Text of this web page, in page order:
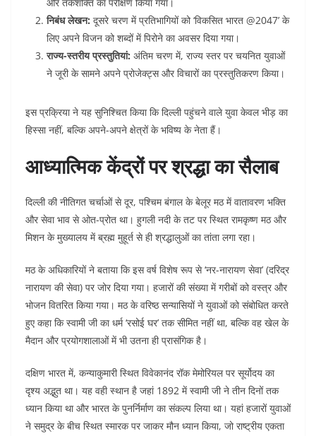
और तर्कशक्ति का परीक्षण किया गया।
निबंध लेखन: दूसरे चरण में प्रतिभागियों को ‘विकसित भारत @2047’ के
लिए अपने विजन को शब्दों में पिरोने का अवसर दिया गया।
राज्य-स्तरीय प्रस्तुतियां: अंतिम चरण में, राज्य स्तर पर चयनित युवाओं
ने जूरी के सामने अपने प्रोजेक्ट्स और विचारों का प्रस्तुतिकरण किया।
इस प्रक्रिया ने यह सुनिश्चित किया कि दिल्ली पहुंचने वाले युवा केवल भीड़ का
हिस्सा नहीं, बल्कि अपने-अपने क्षेत्रों के भविष्य के नेता हैं।
आध्यात्मिक केंद्रों पर श्रद्धा का सैलाब
दिल्ली की नीतिगत चर्चाओं से दूर, पश्चिम बंगाल के बेलूर मठ में वातावरण भक्ति
और सेवा भाव से ओत-प्रोत था। हुगली नदी के तट पर स्थित रामकृष्ण मठ और
मिशन के मुख्यालय में ब्रह्म मुहूर्त से ही श्रद्धालुओं का तांता लगा रहा।
मठ के अधिकारियों ने बताया कि इस वर्ष विशेष रूप से ‘नर-नारायण सेवा’ (दरिद्र
नारायण की सेवा) पर जोर दिया गया। हजारों की संख्या में गरीबों को वस्त्र और
भोजन वितरित किया गया। मठ के वरिष्ठ सन्यासियों ने युवाओं को संबोधित करते
हुए कहा कि स्वामी जी का धर्म ‘रसोई घर’ तक सीमित नहीं था, बल्कि वह खेल के
मैदान और प्रयोगशालाओं में भी उतना ही प्रासंगिक है।
दक्षिण भारत में, कन्याकुमारी स्थित विवेकानंद रॉक मेमोरियल पर सूर्योदय का
दृश्य अद्भुत था। यह वही स्थान है जहां 1892 में स्वामी जी ने तीन दिनों तक
ध्यान किया था और भारत के पुनर्निर्माण का संकल्प लिया था। यहां हजारों युवाओं
ने समुद्र के बीच स्थित स्मारक पर जाकर मौन ध्यान किया, जो राष्ट्रीय एकता